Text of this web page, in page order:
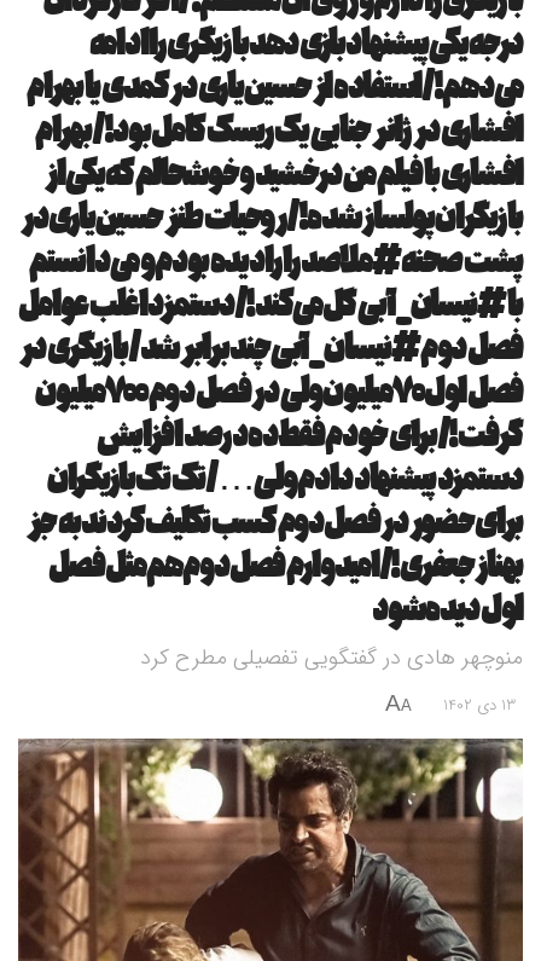
درجه یکی پیشنهاد بازی دهد بازیگری را ادامه
می‌دهم!/استفاده از حسین یاری در کمدی یا بهرام
افشاری در ژانر جنایی یک ریسک کامل بود!/بهرام
افشاری با فیلم من درخشید و خوشحالم که یکی از
بازیگران پولساز شده!/روحیات طنز حسین یاری در
پشت صحنه #ملاصدرا را دیده بودم و می‌دانستم
با #نیسان_آبی گل می‌کند!/دستمزد اغلب عوامل
فصل دوم #نیسان_آبی چند برابر شد/بازیگری در
فصل اول ۷۰میلیون ولی در فصل دوم ۷۰۰میلیون
گرفت!/برای خودم فقط ده درصد افزایش
دستمزد پیشنهاد دادم ولی…/تک تک بازیگران
برای حضور در فصل دوم کسب تکلیف کردند به جز
بهناز جعفری!/امیدوارم فصل دوم هم مثل فصل
اول دیده شود
منوچهر هادی در گفتگویی تفصیلی مطرح کرد
13 دی 1402 A
A